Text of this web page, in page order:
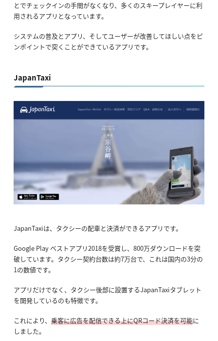
とでチェックインの手間がなくなり、多くのスキープレイヤーに利
用されるアプリとなっています。
システムの普及とアプリ、そしてユーザーが改善してほしい点をピ
ンポイントで突くことができているアプリです。
JapanTaxi
JapanTaxiは、タクシーの配車と決済ができるアプリです。
Google Play ベストアプリ2018を受賞し、800万ダウンロードを突
破しています。タクシー契約台数は約7万台で、これは国内の3分の
1の数値です。
アプリだけでなく、タクシー後部に設置するJapanTaxiタブレット
を開発しているのも特徴です。
これにより、 乗客に広告を配信できる上にQRコード決済を可能に
しました。